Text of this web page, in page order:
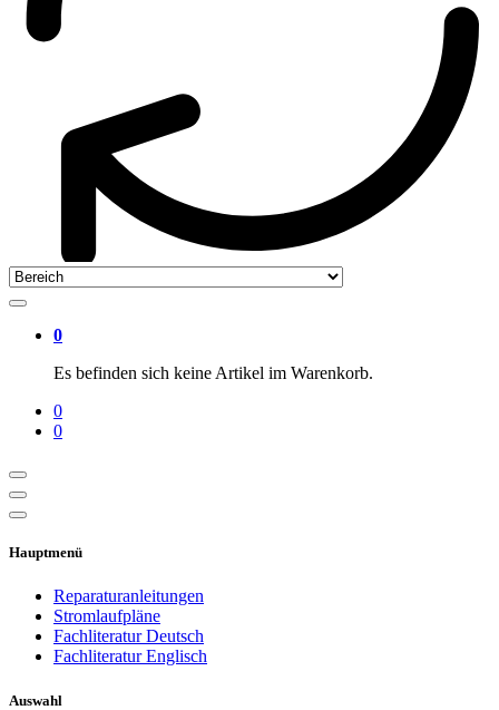
0
Es befinden sich keine Artikel im Warenkorb.
0
0
Hauptmenü
Reparaturanleitungen
Stromlaufpläne
Fachliteratur Deutsch
Fachliteratur Englisch
Auswahl